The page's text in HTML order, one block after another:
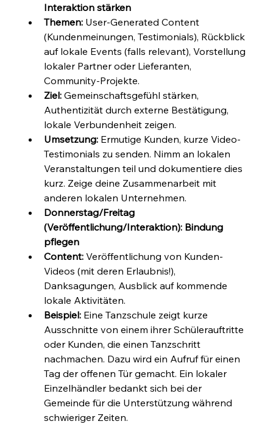
Interaktion stärken
Themen: User-Generated Content
(Kundenmeinungen, Testimonials), Rückblick
auf lokale Events (falls relevant), Vorstellung
lokaler Partner oder Lieferanten,
Community-Projekte.
Ziel: Gemeinschaftsgefühl stärken,
Authentizität durch externe Bestätigung,
lokale Verbundenheit zeigen.
Umsetzung: Ermutige Kunden, kurze Video-
Testimonials zu senden. Nimm an lokalen
Veranstaltungen teil und dokumentiere dies
kurz. Zeige deine Zusammenarbeit mit
anderen lokalen Unternehmen.
Donnerstag/Freitag
(Veröffentlichung/Interaktion): Bindung
pflegen
Content: Veröffentlichung von Kunden-
Videos (mit deren Erlaubnis!),
Danksagungen, Ausblick auf kommende
lokale Aktivitäten.
Beispiel: Eine Tanzschule zeigt kurze
Ausschnitte von einem ihrer Schülerauftritte
oder Kunden, die einen Tanzschritt
nachmachen. Dazu wird ein Aufruf für einen
Tag der offenen Tür gemacht. Ein lokaler
Einzelhändler bedankt sich bei der
Gemeinde für die Unterstützung während
schwieriger Zeiten.